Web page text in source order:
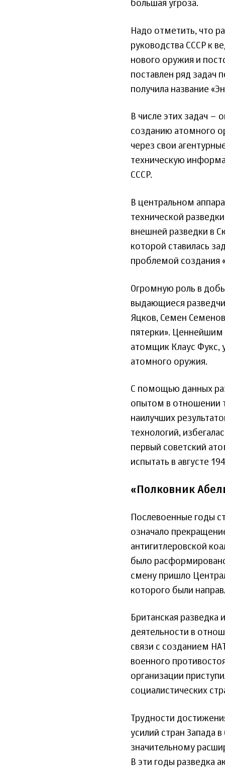
большая угроза.
Надо отметить, что
руководства СССР к
нового оружия и
поставлен ряд задач
получила название
В числе этих задач –
созданию атомного
через свои
техническую
СССР.
В центральном
технической
внешней разведки в
которой ставилась
проблемой создания
Огромную роль в
выдающиеся
Яцков, Семен
пятерки». Ценнейшим
атомщик Клаус Фукс,
атомного оружия.
С помощью данных
опытом в отношении
наилучших
технологий,
первый советский
испытать в августе
«Полковник
Послевоенные годы
означало
антигитлеровской
было
смену пришло
которого были
Британская
деятельности в
связи с созданием
военного
организации
социалистических
Трудности
усилий стран Запада
значительному
В эти годы разведка